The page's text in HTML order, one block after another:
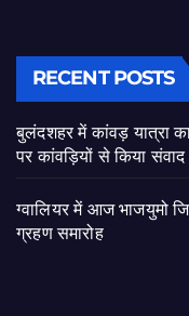
RECENT POSTS
बुलंदशहर में कांवड़ यात्रा
पर कांवड़ियों से किया संवाद
ग्वालियर में आज भाजयुमो
ग्रहण समारोह